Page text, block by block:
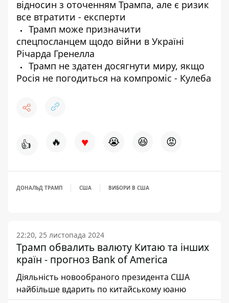
відносин з оточенням Трампа, але є ризик
все втратити - експерти
Трамп може призначити
спецпосланцем щодо війни в Україні
Річарда Гренелла
Трамп не здатен досягнути миру, якщо
Росія не погодиться на компроміс - Кулеба
👍 🔥 ♥ 😭 😆 😡
ДОНАЛЬД ТРАМП США ВИБОРИ В США
22:20, 25 листопада 2024
Трамп обвалить валюту Китаю та інших
країн - прогноз Bank of America
Діяльність новообраного президента США
найбільше вдарить по китайському юаню